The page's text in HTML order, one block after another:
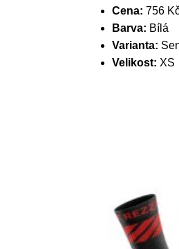
Cena: 756
Barva: Bílá
Varianta:
Velikost: XS